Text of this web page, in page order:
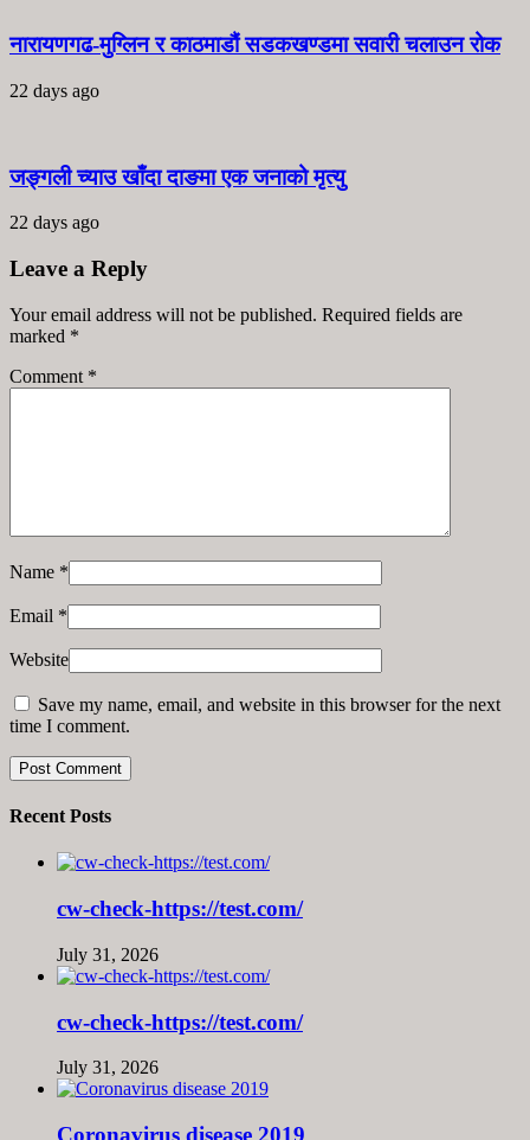
नारायणगढ-मुग्लिन र काठमाडौं सडकखण्डमा सवारी चलाउन रोक
22 days ago
जङ्गली च्याउ खाँदा दाङमा एक जनाको मृत्यु
22 days ago
Leave a Reply
Your email address will not be published. Required fields are
marked *
Comment *
Name *
Email *
Website
Save my name, email, and website in this browser for the next
time I comment.
Recent Posts
cw-check-https://test.com/
July 31, 2026
cw-check-https://test.com/
July 31, 2026
Coronavirus disease 2019